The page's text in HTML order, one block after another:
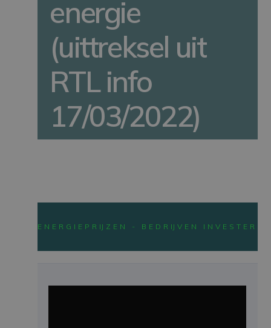
energie
(uittreksel uit
RTL info
17/03/2022)
ENERGIEPRIJZEN - BEDRIJVEN